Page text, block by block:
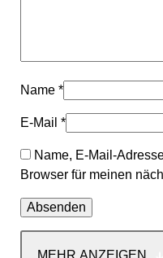
Name *
E-Mail *
Name, E-Mail-
Browser für meinen
MEHR ANZEIGEN